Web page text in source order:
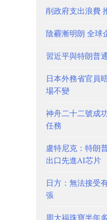
削政府支出浪費
陰霾漸明朗 全球
習近平與特朗普
日本外務省官員
場不變
神舟二十二號成
任務
盧特尼克：特朗
出口先進AI芯片
日方：無法接受
張
周大福珠寶半年